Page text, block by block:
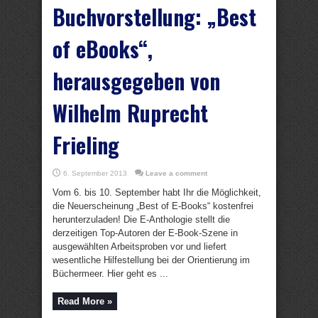
Buchvorstellung: „Best
of eBooks“,
herausgegeben von
Wilhelm Ruprecht
Frieling
6. September 2013 Leave a comment
Vom 6. bis 10. September habt Ihr die Möglichkeit,
die Neuerscheinung „Best of E-Books“ kostenfrei
herunterzuladen! Die E-Anthologie stellt die
derzeitigen Top-Autoren der E-Book-Szene in
ausgewählten Arbeitsproben vor und liefert
wesentliche Hilfestellung bei der Orientierung im
Büchermeer. Hier geht es ...
Read More »